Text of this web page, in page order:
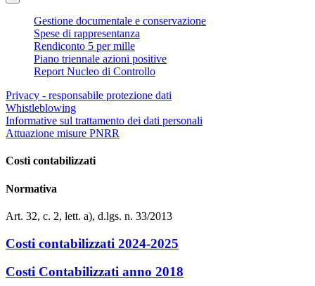
Gestione documentale e conservazione
Spese di rappresentanza
Rendiconto 5 per mille
Piano triennale azioni positive
Report Nucleo di Controllo
Privacy - responsabile protezione dati
Whistleblowing
Informative sul trattamento dei dati personali
Attuazione misure PNRR
Costi contabilizzati
Normativa
Art. 32, c. 2, lett. a), d.lgs. n. 33/2013
Costi contabilizzati 2024-2025
Costi Contabilizzati anno 2018